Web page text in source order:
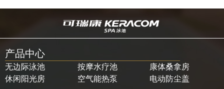
产品中心
无边际泳池 按摩水疗池
康体桑拿房
休闲阳光房
空气能热泵 电动防尘盖